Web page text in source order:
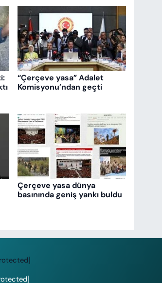
“Çerçeve yasa” Adalet
Komisyonu’ndan geçti
Çerçeve yasa dünya
basınında geniş yankı buldu